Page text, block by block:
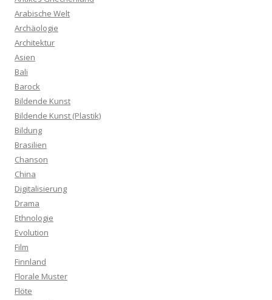
Arabische Welt
Archäologie
Architektur
Asien
Bali
Barock
Bildende Kunst
Bildende Kunst (Plastik)
Bildung
Brasilien
Chanson
China
Digitalisierung
Drama
Ethnologie
Evolution
Film
Finnland
Florale Muster
Flöte